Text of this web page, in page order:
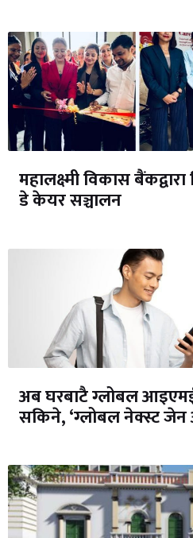
महालक्ष्मी विकास
डे केयर सञ्चालन
अब घरबाटै ग्लोबल
सकिने, ‘ग्लोबल नेक्स्ट जेन